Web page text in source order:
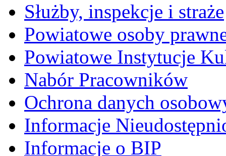
Służby, inspekcje i straże
Powiatowe osoby
Powiatowe Instytucje
Nabór Pracowników
Ochrona danych
Informacje
Informacje o BIP